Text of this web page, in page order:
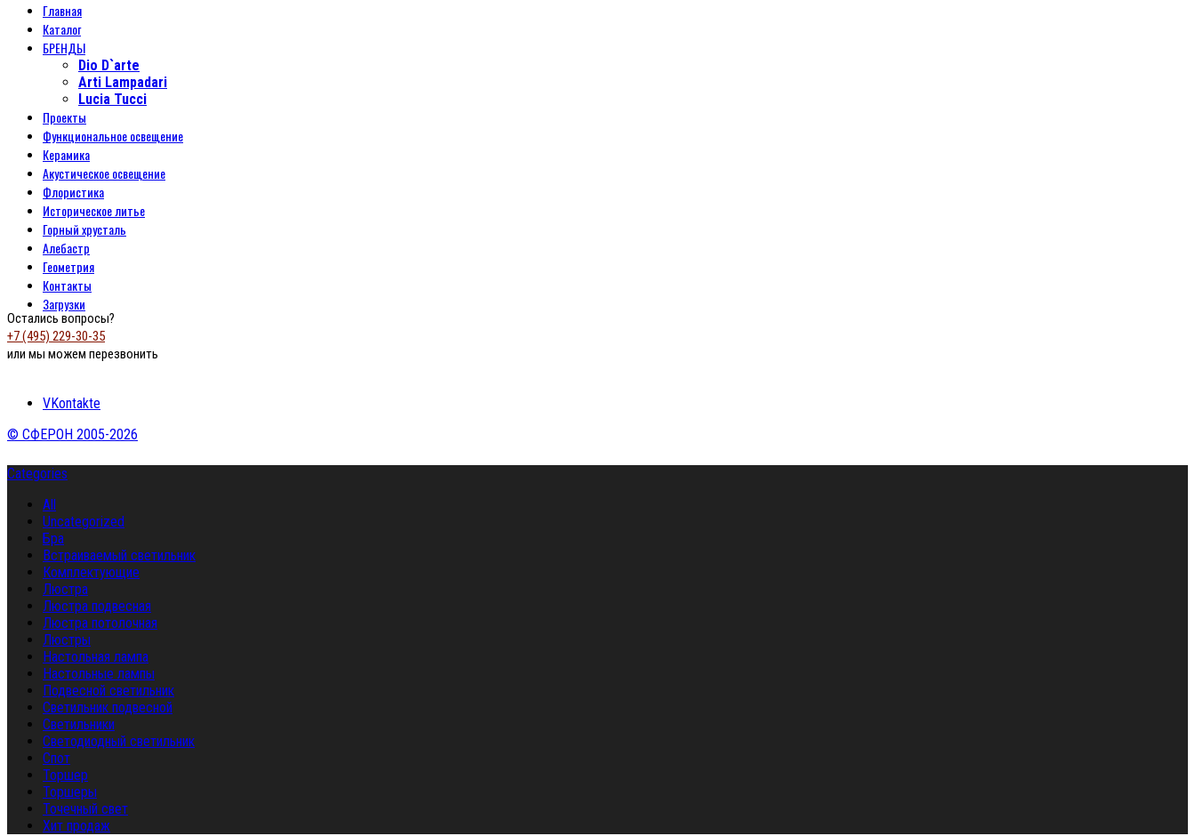
Главная
Каталог
БРЕНДЫ
Dio D`arte
Arti Lampadari
Lucia Tucci
Проекты
Функциональное освещение
Керамика
Акустическое освещение
Флористика
Историческое литье
Горный хрусталь
Алебастр
Геометрия
Контакты
Загрузки
Остались вопросы?
+7 (495) 229-30-35
или мы можем перезвонить
VKontakte
© СФЕРОН 2005-2026
Categories
All
Uncategorized
Бра
Встраиваемый светильник
Комплектующие
Люстра
Люстра подвесная
Люстра потолочная
Люстры
Настольная лампа
Настольные лампы
Подвесной светильник
Светильник подвесной
Светильники
Светодиодный светильник
Спот
Торшер
Торшеры
Точечный свет
Хит продаж